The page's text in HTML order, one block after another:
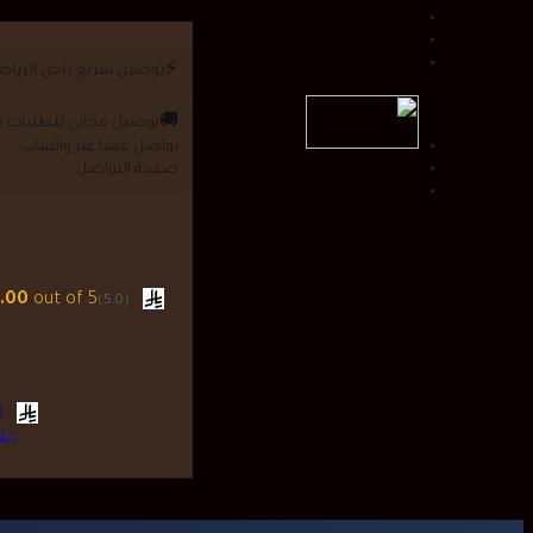
⚡ توصيل سريع داخل
🚚توصيل مجاني للطلبات فوق
تواصل معنا عبر واتساب
صفحة التواصل
out of 5(5.0)